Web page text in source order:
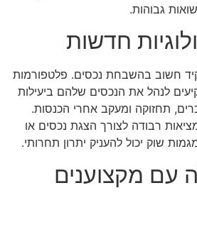
גבוהות.
חדשות
חשוב בהשבחת נכסים. פלטפורמות
לנהל את הנכסים שלהם ביעילות
תחזוקה ומעקב אחרי הכנסות.
רבודה לצורך הצגת נכסים או
שוק יכול להעניק יתרון תחרותי.
עם מקצוענים